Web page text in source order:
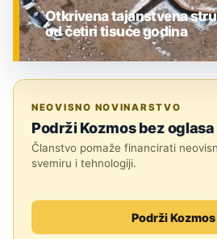
Otkrivena tajanstvena
od četiri tisuće godina
NEOVISNO NOVINARSTVO
Podrži Kozmos bez oglasa
Članstvo pomaže financirati
svemiru i tehnologiji.
Podrži Kozmos